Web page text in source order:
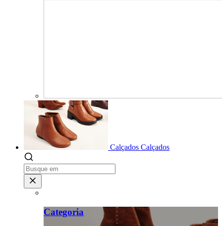
Calçados Calçados
Categoria